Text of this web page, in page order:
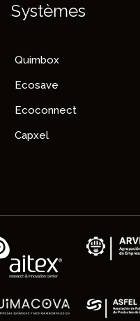
Systèmes
Quimbox
Ecosave
Ecoconnect
Capxel